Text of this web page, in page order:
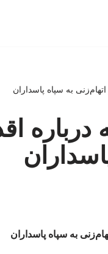
به سپاه پاسداران
به سپاه پاسداران